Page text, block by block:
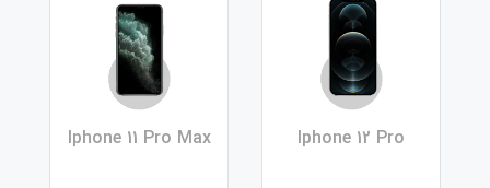
Iphone 12 Pro
Iphone 11 Pro Max